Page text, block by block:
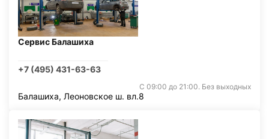
Сервис Балашиха
+7 (495) 431-63-63
С 09:00 до 21:00. Без выходных
Балашиха, Леоновское ш. вл.8